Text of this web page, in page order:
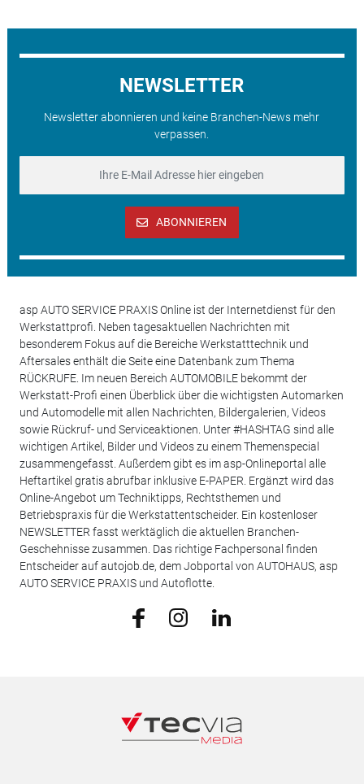
NEWSLETTER
Newsletter abonnieren und keine Branchen-News mehr
verpassen.
ABONNIEREN
asp AUTO SERVICE PRAXIS Online ist der Internetdienst für den
Werkstattprofi. Neben tagesaktuellen Nachrichten mit
besonderem Fokus auf die Bereiche Werkstatttechnik und
Aftersales enthält die Seite eine Datenbank zum Thema
RÜCKRUFE. Im neuen Bereich AUTOMOBILE bekommt der
Werkstatt-Profi einen Überblick über die wichtigsten Automarken
und Automodelle mit allen Nachrichten, Bildergalerien, Videos
sowie Rückruf- und Serviceaktionen. Unter #HASHTAG sind alle
wichtigen Artikel, Bilder und Videos zu einem Themenspecial
zusammengefasst. Außerdem gibt es im asp-Onlineportal alle
Heftartikel gratis abrufbar inklusive E-PAPER. Ergänzt wird das
Online-Angebot um Techniktipps, Rechtsthemen und
Betriebspraxis für die Werkstattentscheider. Ein kostenloser
NEWSLETTER fasst werktäglich die aktuellen Branchen-
Geschehnisse zusammen. Das richtige Fachpersonal finden
Entscheider auf autojob.de, dem Jobportal von AUTOHAUS, asp
AUTO SERVICE PRAXIS und Autoflotte.